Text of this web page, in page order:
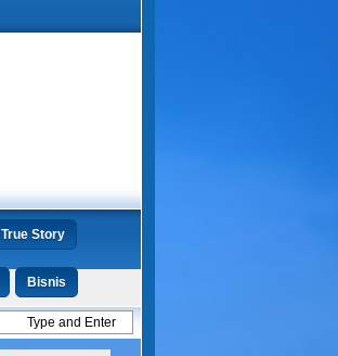
True Story
Bisnis